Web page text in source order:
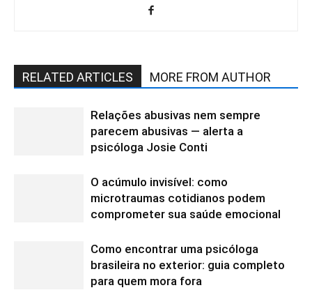
RELATED ARTICLES MORE FROM AUTHOR
Relações abusivas nem sempre
parecem abusivas — alerta a
psicóloga Josie Conti
O acúmulo invisível: como
microtraumas cotidianos podem
comprometer sua saúde emocional
Como encontrar uma psicóloga
brasileira no exterior: guia completo
para quem mora fora